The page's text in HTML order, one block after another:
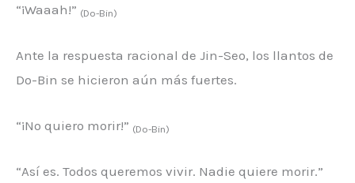
“¡Waaah!” (Do-Bin)
Ante la respuesta racional de Jin-Seo, los llantos de
Do-Bin se hicieron aún más fuertes.
“¡No quiero morir!” (Do-Bin)
“Así es. Todos queremos vivir. Nadie quiere morir.”